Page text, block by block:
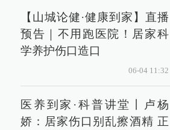
【山城论健·健康到家】直播
预告｜不用跑医院！居家科
学养护伤口造口
06-04 11:32
医养到家·科普讲堂丨卢杨
娇：居家伤口别乱擦酒精 正